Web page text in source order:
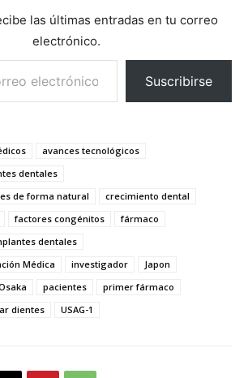
las últimas entradas en tu correo
electrónico.
Suscribirse
avances tecnológicos
dentales
de forma natural
crecimiento dental
factores congénitos
fármaco
dentales
Médica
investigador
Japon
pacientes
primer fármaco
dientes USAG-1